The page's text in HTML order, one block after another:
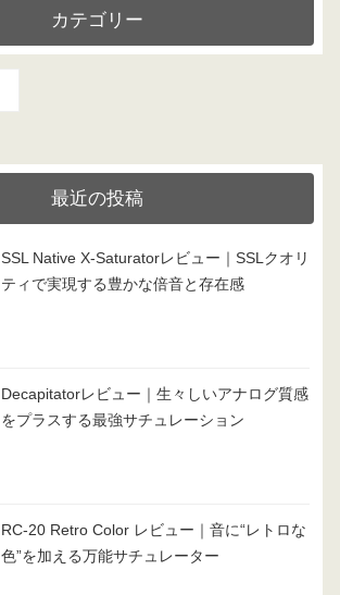
カテゴリー
最近の投稿
SSL Native X-Saturatorレビュー｜SSLクオリ
ティで実現する豊かな倍音と存在感
Decapitatorレビュー｜生々しいアナログ質感
をプラスする最強サチュレーション
RC-20 Retro Color レビュー｜音に“レトロな
色”を加える万能サチュレーター